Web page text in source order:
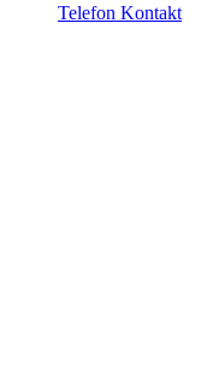
Telefon Kontakt